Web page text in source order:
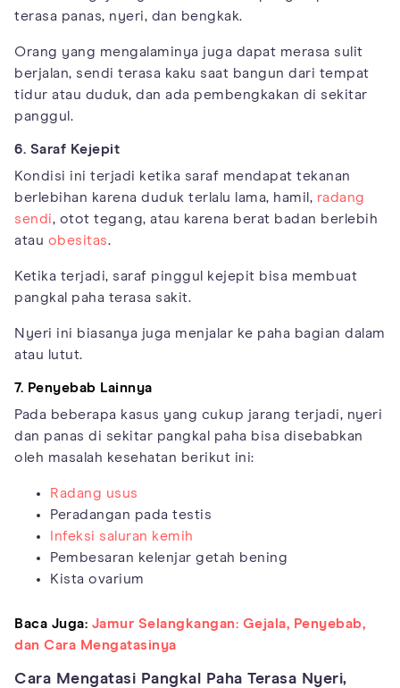
terasa panas, nyeri, dan bengkak.
Orang yang mengalaminya juga dapat merasa sulit
berjalan, sendi terasa kaku saat bangun dari tempat
tidur atau duduk, dan ada pembengkakan di sekitar
panggul.
6. Saraf Kejepit
Kondisi ini terjadi ketika saraf mendapat tekanan
berlebihan karena duduk terlalu lama, hamil, radang
sendi, otot tegang, atau karena berat badan berlebih
atau obesitas.
Ketika terjadi, saraf pinggul kejepit bisa membuat
pangkal paha terasa sakit.
Nyeri ini biasanya juga menjalar ke paha bagian dalam
atau lutut.
7. Penyebab Lainnya
Pada beberapa kasus yang cukup jarang terjadi, nyeri
dan panas di sekitar pangkal paha bisa disebabkan
oleh masalah kesehatan berikut ini:
Radang usus
Peradangan pada testis
Infeksi saluran kemih
Pembesaran kelenjar getah bening
Kista ovarium
Baca Juga: Jamur Selangkangan: Gejala, Penyebab,
dan Cara Mengatasinya
Cara Mengatasi Pangkal Paha Terasa Nyeri,